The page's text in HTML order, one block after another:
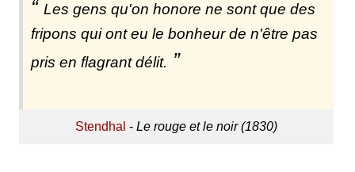
Les gens qu'on honore ne sont que des
fripons qui ont eu le bonheur de n'être pas
pris en flagrant délit.
Stendhal - Le rouge et le noir (1830)